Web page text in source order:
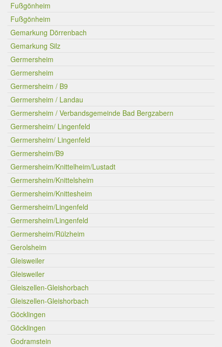
Fußgönheim
Fußgönheim
Gemarkung Dörrenbach
Gemarkung Silz
Germersheim
Germersheim
Germersheim / B9
Germersheim / Landau
Germersheim / Verbandsgemeinde Bad Bergzabern
Germersheim/ Lingenfeld
Germersheim/ Lingenfeld
Germersheim/B9
Germersheim/Knittelheim/Lustadt
Germersheim/Knittelsheim
Germersheim/Knittesheim
Germersheim/Lingenfeld
Germersheim/Lingenfeld
Germersheim/Rülzheim
Gerolsheim
Gleisweiler
Gleisweiler
Gleiszellen-Gleishorbach
Gleiszellen-Gleishorbach
Göcklingen
Göcklingen
Godramstein